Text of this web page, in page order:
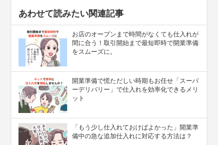
あわせて読みたい関連記事
お店のオープンまで時間がなくても仕入れが
間に合う！取引開始まで最短即時で開業準備
をスムーズに。
開業準備で慌ただしい時期もお任せ「スーパ
ーデリバリー」で仕入れを効率化できるメリ
ット
「もう少し仕入れておけばよかった」開業準
備中の急な追加仕入れに対応する方法は？